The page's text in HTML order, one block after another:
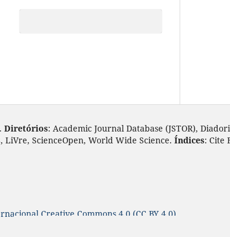
Diretórios: Academic Journal Database (JSTOR),
LiVre, ScienceOpen, World Wide Science. Índices: Cite
Creative Commons 4.0 (CC BY 4.0)